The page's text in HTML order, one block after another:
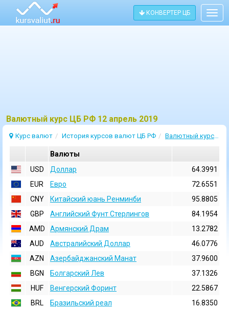
КОНВЕРТЕР ЦБ
Bалютный курс ЦБ РФ 12 апрель 2019
Курс валют История курсов валют ЦБ РФ Валютный курс 12 Апрель 2019
Валюты
USD
Доллар
64.3991
EUR
Евро
72.6551
CNY
Китайский юань Ренминби
95.8805
GBP
Английский Фунт Стерлингов
84.1954
AMD
Армянский Драм
13.2782
AUD
Австралийский Доллар
46.0776
AZN
Азербайджанский Манат
37.9600
BGN
Болгарский Лев
37.1326
HUF
Венгерский Форинт
22.5867
BRL
Бразильский реал
16.8350